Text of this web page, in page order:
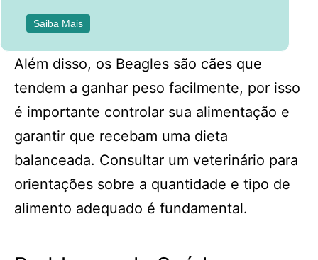
Saiba Mais
Além disso, os Beagles são cães que
tendem a ganhar peso facilmente, por isso
é importante controlar sua alimentação e
garantir que recebam uma dieta
balanceada. Consultar um veterinário para
orientações sobre a quantidade e tipo de
alimento adequado é fundamental.